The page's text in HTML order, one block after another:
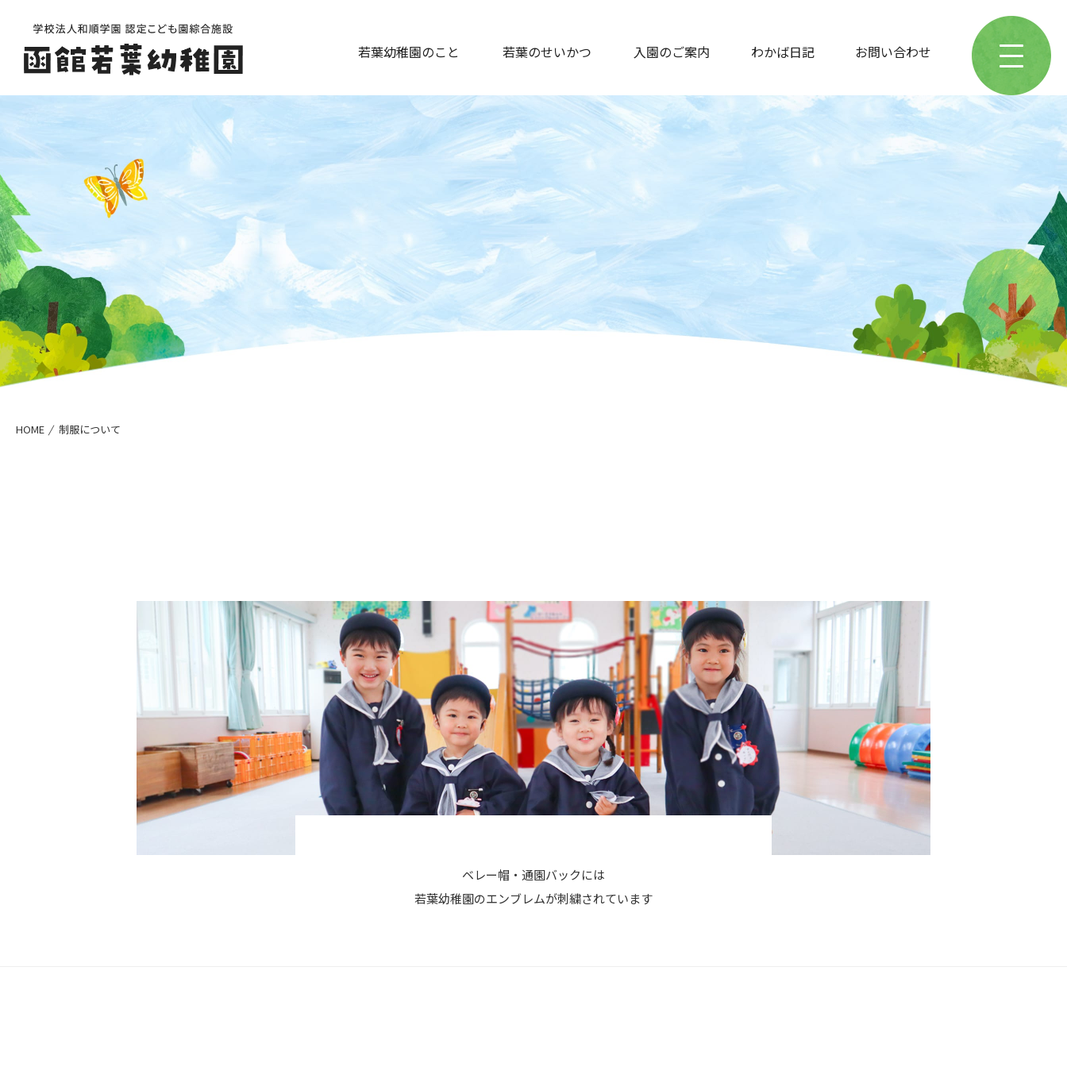
若葉幼稚園のこと 若葉のせいかつ 入園のご案内 わかば日記 お問い合わせ
HOME 制服について
ベレー帽・通園バックには
若葉幼稚園のエンブレムが刺繍されています